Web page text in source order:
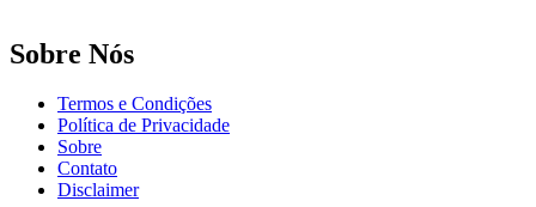
Sobre Nós
Termos e Condições
Política de Privacidade
Sobre
Contato
Disclaimer